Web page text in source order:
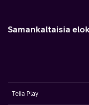
Samankaltaisia
Telia Play